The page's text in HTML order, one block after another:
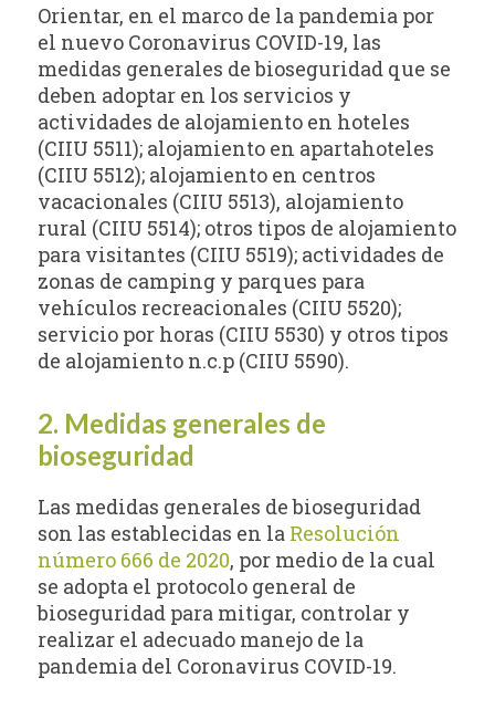
Orientar, en el marco de la pandemia por
el nuevo Coronavirus COVID-19, las
medidas generales de bioseguridad que se
deben adoptar en los servicios y
actividades de alojamiento en hoteles
(CIIU 5511); alojamiento en apartahoteles
(CIIU 5512); alojamiento en centros
vacacionales (CIIU 5513), alojamiento
rural (CIIU 5514); otros tipos de alojamiento
para visitantes (CIIU 5519); actividades de
zonas de camping y parques para
vehículos recreacionales (CIIU 5520);
servicio por horas (CIIU 5530) y otros tipos
de alojamiento n.c.p (CIIU 5590).
2. Medidas generales de
bioseguridad
Las medidas generales de bioseguridad
son las establecidas en la Resolución
número 666 de 2020, por medio de la cual
se adopta el protocolo general de
bioseguridad para mitigar, controlar y
realizar el adecuado manejo de la
pandemia del Coronavirus COVID-19.